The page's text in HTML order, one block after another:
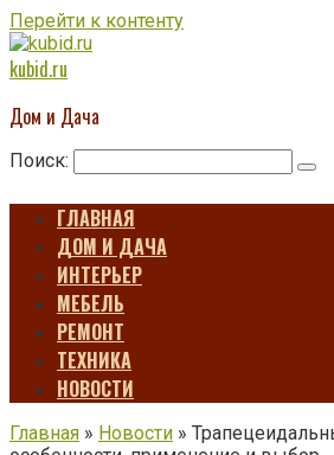
Перейти к контенту
kubid.ru
Дом и Дача
Поиск:
ГЛАВНАЯ
ДОМ И ДАЧА
ИНТЕРЬЕР
МЕБЕЛЬ
РЕМОНТ
ТЕХНИКА
НОВОСТИ
Главная » Новости »